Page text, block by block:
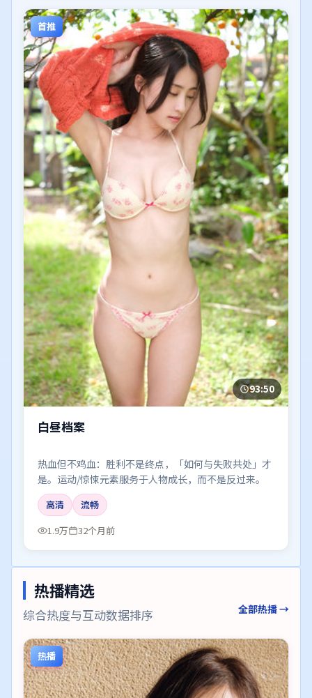
首推
93:50
白昼档案
热血但不鸡血：胜利不是终点，「如何与失败共处」才
是。运动/惊悚元素服务于人物成长，而不是反过来。
高清
流畅
1.9万
32个月前
热播精选
综合热度与互动数据排序 全部热播 →
热播